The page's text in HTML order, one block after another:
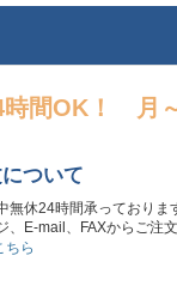
時間OK！ 月
ついて
無休24時間承っておりま
、E-mail、FAXからご注文
ちら